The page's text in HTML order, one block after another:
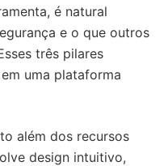
é natural
e o que outros
três pilares
uma plataforma
além dos recursos
design intuitivo,